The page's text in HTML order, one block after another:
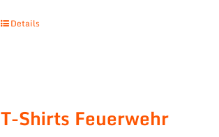
Details
T-Shirts Feuerwehr